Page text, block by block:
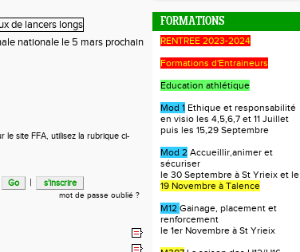
nationale le 5 mars prochain
le site FFA, utilisez la rubrique ci-
|
mot de passe oublié ?
FORMATIONS
RENTREE 2023-2024
Formations d'Entraineurs
Education athlétique
Mod 1 Ethique et responsabilité
en visio les 4,5,6,7 et 11 Juillet
puis les 15,29 Septembre
Mod 2 Accueillir,animer et
sécuriser
le 30 Septembre à St Yrieix et le
19 Novembre à Talence
M12 Gainage, placement et
renforcement
le 1er Novembre à St Yrieix